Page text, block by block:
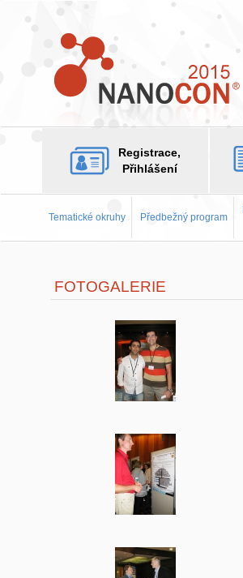
Registrace,
Přihlášení
Tematické okruhy Předbežný program
FOTOGALERIE